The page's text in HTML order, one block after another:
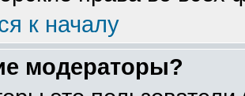
к началу
модераторы?